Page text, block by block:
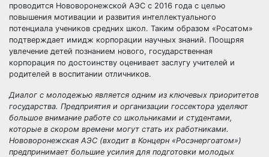
проводится Нововоронежской АЭС с 2016 года с целью
повышения мотивации и развития интеллектуального
потенциала учеников средних школ. Таким образом «Росатом»
подтверждает имидж корпорации научных знаний. Поощряя
увлечение детей познанием нового, государственная
корпорация по достоинству оценивает заслугу учителей и
родителей в воспитании отличников.
Диалог с молодежью является одним из ключевых приоритетов
государства. Предприятия и организации госсектора уделяют
большое внимание работе со школьниками и студентами,
которые в скором времени могут стать их работниками.
Нововоронежская АЭС (входит в Концерн «Росэнергоатом»)
предпринимает большие усилия для подготовки молодых